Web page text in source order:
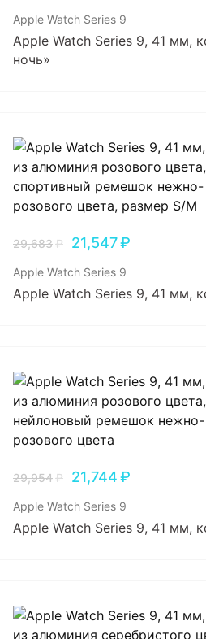
Apple Watch Series 9
Apple Watch Series 9, 41 мм,
ночь»
29,683₽ 21,547₽
Apple Watch Series 9
Apple Watch Series 9, 41 мм,
29,954₽ 21,744₽
Apple Watch Series 9
Apple Watch Series 9, 41 мм,